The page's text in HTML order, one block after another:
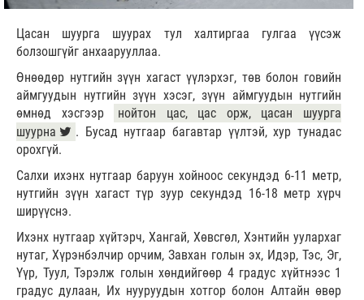
Цасан шуурга шуурах тул халтиргаа гулгаа үүсэж
болзошгүйг анхаарууллаа.
Өнөөдөр нутгийн зүүн хагаст үүлэрхэг, төв болон говийн
аймгуудын нутгийн зүүн хэсэг, зүүн аймгуудын нутгийн
өмнөд хэсгээр
нойтон цас, цас орж, цасан шуурга
шуурна
. Бусад нутгаар багавтар үүлтэй, хур тунадас
орохгүй.
Салхи ихэнх нутгаар баруун хойноос секундэд 6-11 метр,
нутгийн зүүн хагаст түр зуур секундэд 16-18 метр хүрч
ширүүснэ.
Ихэнх нутгаар хүйтэрч, Хангай, Хөвсгөл, Хэнтийн уулархаг
нутаг, Хүрэнбэлчир орчим, Завхан голын эх, Идэр, Тэс, Эг,
Үүр, Туул, Тэрэлж голын хөндийгөөр 4 градус хүйтнээс 1
градус дулаан, Их нууруудын хотгор болон Алтайн өвөр